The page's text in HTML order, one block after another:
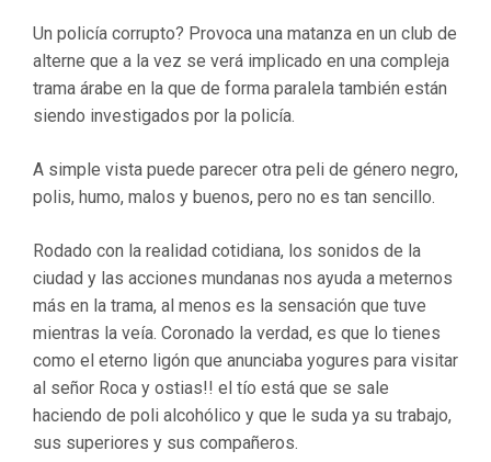
Un policía corrupto? Provoca una matanza en un club de
alterne que a la vez se verá implicado en una compleja
trama árabe en la que de forma paralela también están
siendo investigados por la policía.
A simple vista puede parecer otra peli de género negro,
polis, humo, malos y buenos, pero no es tan sencillo.
Rodado con la realidad cotidiana, los sonidos de la
ciudad y las acciones mundanas nos ayuda a meternos
más en la trama, al menos es la sensación que tuve
mientras la veía. Coronado la verdad, es que lo tienes
como el eterno ligón que anunciaba yogures para visitar
al señor Roca y ostias!! el tío está que se sale
haciendo de poli alcohólico y que le suda ya su trabajo,
sus superiores y sus compañeros.